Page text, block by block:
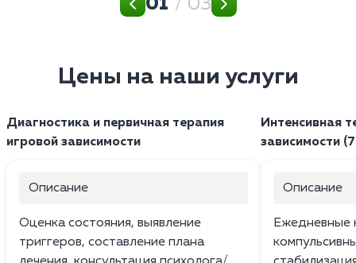
01 / 03
Цены на наши услуги
Диагностика и первичная терапия
игровой зависимости
Описание
Оценка состояния, выявление
триггеров, составление плана
Интенсивная
зависимости
Описание
Ежедневные